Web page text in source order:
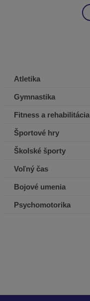
Atletika
Gymnastika
Fitness a rehabilitácia
Športové hry
Školské športy
Voľný čas
Bojové umenia
Psychomotorika